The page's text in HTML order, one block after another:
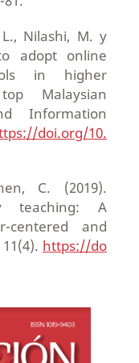
Nilashi, M. y
adopt online
in higher
Malaysian
Information
doi.org/10.
C. (2019).
teaching: A
centered and
https://do